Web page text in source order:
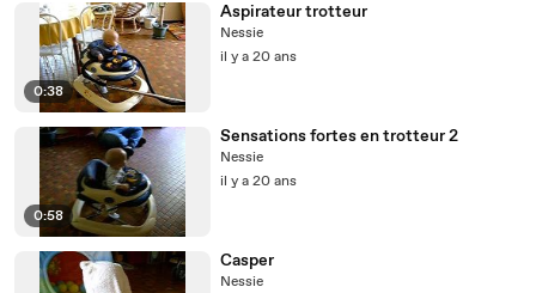
0:38
Aspirateur trotteur
Nessie
il y a 20 ans
0:58
Sensations fortes en trotteur 2
Nessie
il y a 20 ans
Casper
Nessie